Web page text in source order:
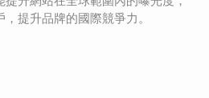
提升品牌的國際競爭力。